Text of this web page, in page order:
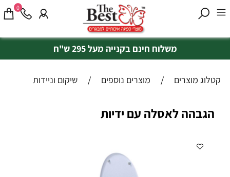
משלוח חינם בקנייה מעל 295 ש"ח
0
קטלוג מוצרים / מוצרים נוספים / שיקום וניידות
הגבהה לאסלה עם ידיות